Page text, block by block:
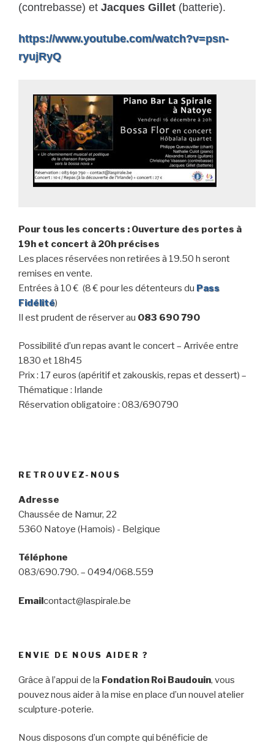
(contrebasse) et Jacques Gillet (batterie).
https://www.youtube.com/watch?v=psn-
ryujRyQ
Pour tous les concerts : Ouverture des portes à
19h et concert à 20h précises
Les places réservées non retirées à 19.50 h seront
remises en vente.
Entrées à 10 € (8 € pour les détenteurs du Pass
Fidélité)
Il est prudent de réserver au 083 690 790
Possibilité d’un repas avant le concert – Arrivée entre
1830 et 18h45
Prix : 17 euros (apéritif et zakouskis, repas et dessert) –
Thématique : Irlande
Réservation obligatoire : 083/690790
RETROUVEZ-NOUS
Adresse
Chaussée de Namur, 22
5360 Natoye (Hamois) - Belgique
Téléphone
083/690.790. – 0494/068.559
Emailcontact@laspirale.be
ENVIE DE NOUS AIDER ?
Grâce à l’appui de la Fondation Roi Baudouin, vous
pouvez nous aider à la mise en place d’un nouvel atelier
sculpture-poterie.
Nous disposons d’un compte qui bénéficie de